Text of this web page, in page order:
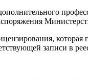
записи в